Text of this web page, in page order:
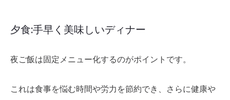
夕食:手早く美味しいディナー
夜ご飯は固定メニュー化するのがポイントです。
これは食事を悩む時間や労力を節約でき、さらに健康や